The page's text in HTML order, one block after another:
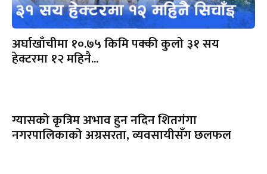
अर्घाखाँचीमा १०.७५ किमि पक्की कुलो ३१ सय
हेक्टरमा १२ महिनै...
ग्यासको कृत्रिम अभाव हुन नदिन शितगंगा
नगरपालिकाको अग्रसरता, व्यवसायीसँग छलफल